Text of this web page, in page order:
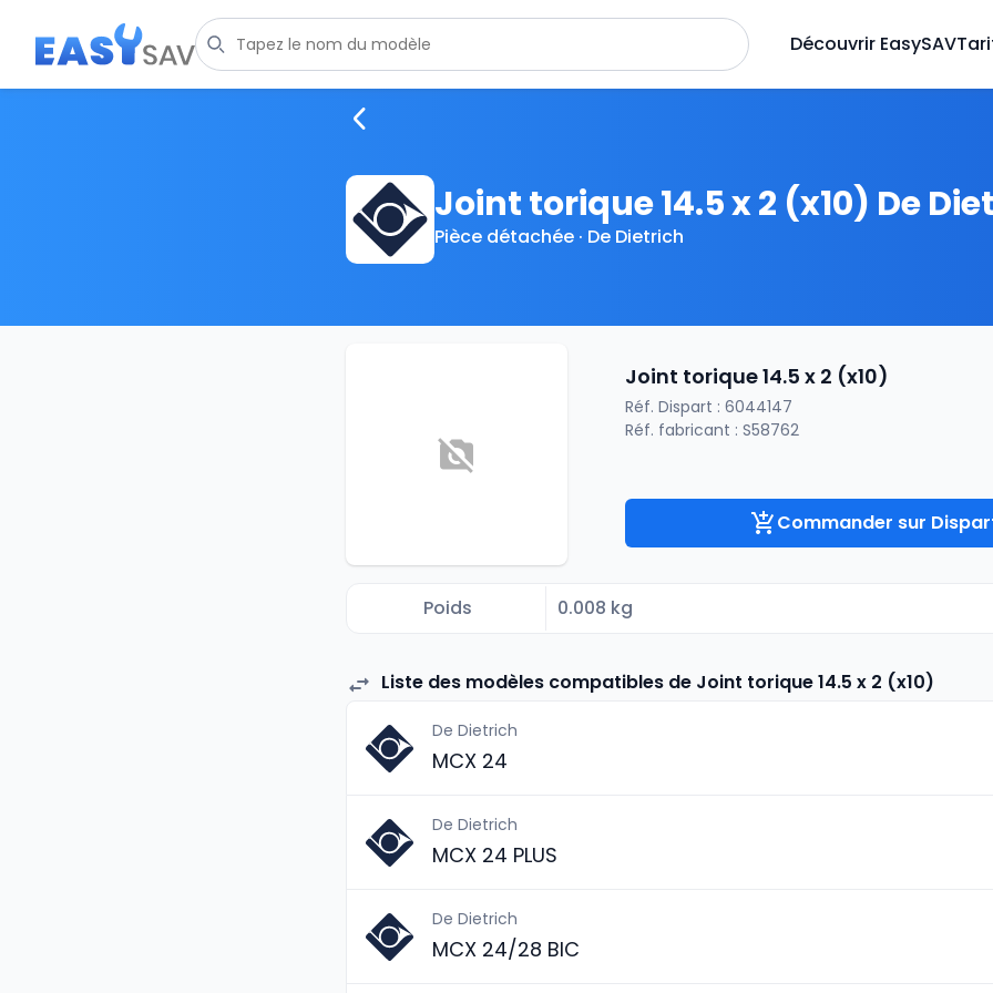
Découvrir EasySAV
Joint torique 14.5 x 2 (x10) De
Pièce détachée · De Dietrich
Joint torique 14.5 x 2 (x10)
Réf. Dispart : 6044147
Réf. fabricant : S58762
Commander sur
Poids 0.008 kg
Liste des modèles compatibles de Joint torique 14.5 x 2 (x10)
De Dietrich
MCX 24
De Dietrich
MCX 24 PLUS
De Dietrich
MCX 24/28 BIC